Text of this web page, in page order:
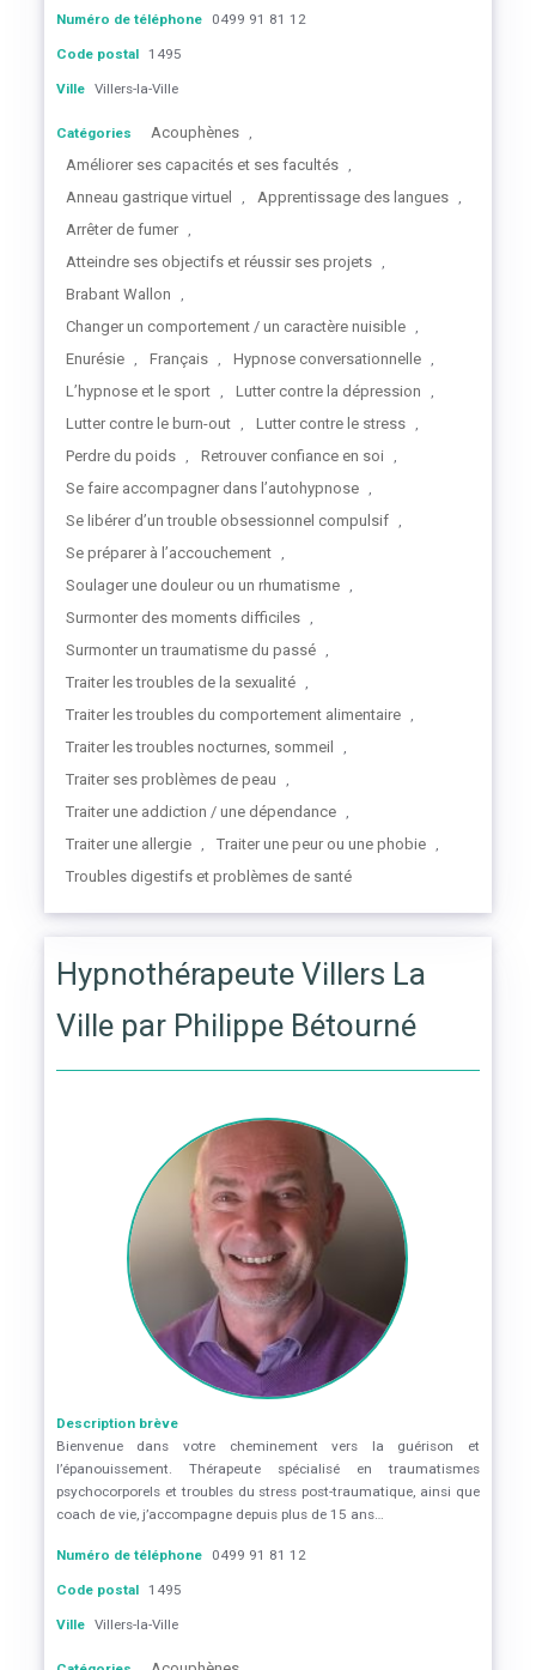
Numéro de téléphone 0499 91 81 12
Code postal 1495
Ville Villers-la-Ville
Catégories Acouphènes ,
Améliorer ses capacités et ses facultés ,
Anneau gastrique virtuel , Apprentissage des langues ,
Arrêter de fumer ,
Atteindre ses objectifs et réussir ses projets ,
Brabant Wallon ,
Changer un comportement / un caractère nuisible ,
Enurésie , Français , Hypnose conversationnelle ,
L’hypnose et le sport , Lutter contre la dépression ,
Lutter contre le burn-out , Lutter contre le stress ,
Perdre du poids , Retrouver confiance en soi ,
Se faire accompagner dans l’autohypnose ,
Se libérer d’un trouble obsessionnel compulsif ,
Se préparer à l’accouchement ,
Soulager une douleur ou un rhumatisme ,
Surmonter des moments difficiles ,
Surmonter un traumatisme du passé ,
Traiter les troubles de la sexualité ,
Traiter les troubles du comportement alimentaire ,
Traiter les troubles nocturnes, sommeil ,
Traiter ses problèmes de peau ,
Traiter une addiction / une dépendance ,
Traiter une allergie , Traiter une peur ou une phobie ,
Troubles digestifs et problèmes de santé
Hypnothérapeute Villers La
Ville par Philippe Bétourné
Description brève
Bienvenue dans votre cheminement vers la guérison et
l’épanouissement. Thérapeute spécialisé en traumatismes
psychocorporels et troubles du stress post-traumatique, ainsi que
coach de vie, j’accompagne depuis plus de 15 ans…
Numéro de téléphone 0499 91 81 12
Code postal 1495
Ville Villers-la-Ville